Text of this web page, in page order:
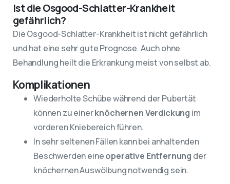
Ist die Osgood-Schlatter-Krankheit
gefährlich?
Die Osgood-Schlatter-Krankheit ist nicht gefährlich
und hat eine sehr gute Prognose. Auch ohne
Behandlung heilt die Erkrankung meist von selbst ab.
Komplikationen
Wiederholte Schübe während der Pubertät
können zu einerknöchernen Verdickung im
vorderen Kniebereich führen.
In sehr seltenen Fällen kann bei anhaltenden
Beschwerden eineoperative Entfernung der
knöchernen Auswölbung notwendig sein.